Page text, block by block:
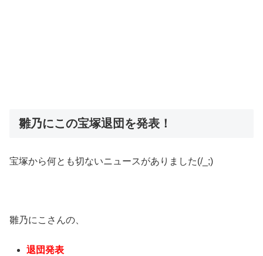
雛乃にこの宝塚退団を発表！
宝塚から何とも切ないニュースがありました(/_;)
雛乃にこさんの、
退団発表